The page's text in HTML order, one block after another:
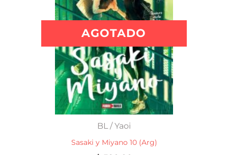
AGOTADO
BL / Yaoi
Sasaki y Miyano 10 (Arg)